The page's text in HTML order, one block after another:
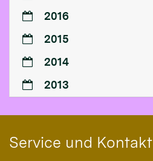
2016
2015
2014
2013
Service und Kontakt